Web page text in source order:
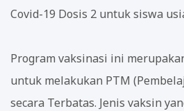
Covid-19 Dosis 2 untuk siswa
Program vaksinasi ini
untuk melakukan PTM
secara Terbatas. Jenis vaksin